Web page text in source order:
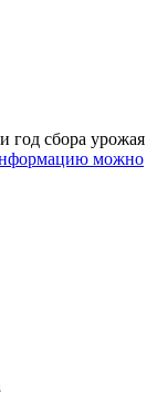
год сбора урожая
можно